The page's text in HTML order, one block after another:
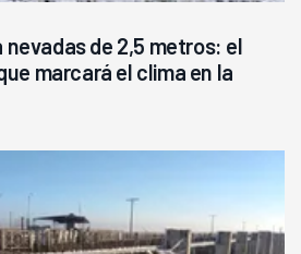
nevadas de 2,5 metros: el
marcará el clima en la